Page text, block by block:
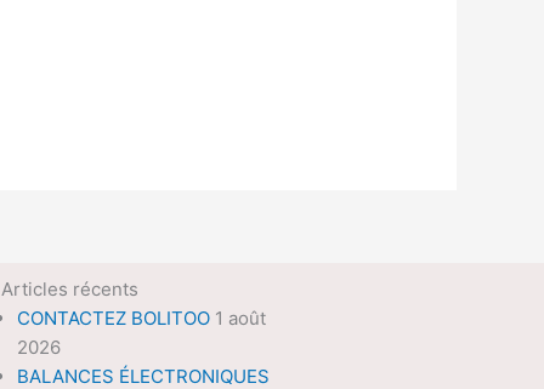
récents
CONTACTEZ BOLITOO 1 août
2026
BALANCES ÉLECTRONIQUES